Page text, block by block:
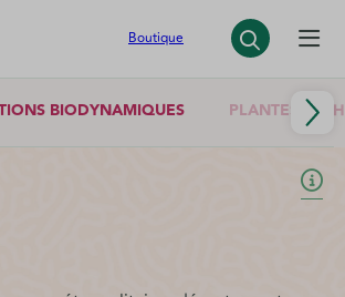
des cookies
Boutique
BIODYNAMIQUES PLANTES